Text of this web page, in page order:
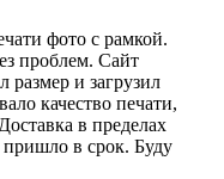
фото с рамкой.
проблем. Сайт
размер и загрузил
качество печати,
в пределах
пришло в срок. Буду